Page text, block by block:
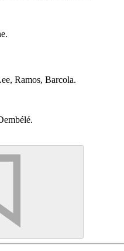
Ramos, Barcola.